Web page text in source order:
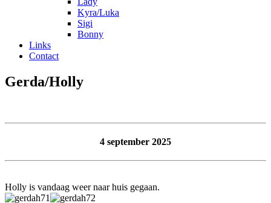
Kyra/Luka
Sigi
Bonny
Links
Contact
Gerda/Holly
4 september 2025
Holly is vandaag weer naar huis gegaan.